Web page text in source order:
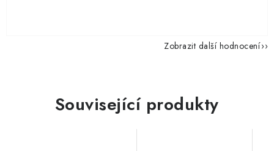
Zobrazit další hodnocení
Související produkty